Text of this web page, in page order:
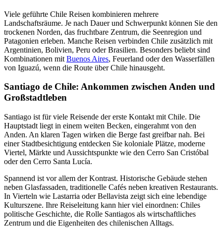
Viele geführte Chile Reisen kombinieren mehrere
Landschaftsräume. Je nach Dauer und Schwerpunkt können Sie den
trockenen Norden, das fruchtbare Zentrum, die Seenregion und
Patagonien erleben. Manche Reisen verbinden Chile zusätzlich mit
Argentinien, Bolivien, Peru oder Brasilien. Besonders beliebt sind
Kombinationen mit Buenos Aires, Feuerland oder den Wasserfällen
von Iguazú, wenn die Route über Chile hinausgeht.
Santiago de Chile: Ankommen zwischen Anden und
Großstadtleben
Santiago ist für viele Reisende der erste Kontakt mit Chile. Die
Hauptstadt liegt in einem weiten Becken, eingerahmt von den
Anden. An klaren Tagen wirken die Berge fast greifbar nah. Bei
einer Stadtbesichtigung entdecken Sie koloniale Plätze, moderne
Viertel, Märkte und Aussichtspunkte wie den Cerro San Cristóbal
oder den Cerro Santa Lucía.
Spannend ist vor allem der Kontrast. Historische Gebäude stehen
neben Glasfassaden, traditionelle Cafés neben kreativen Restaurants.
In Vierteln wie Lastarria oder Bellavista zeigt sich eine lebendige
Kulturszene. Ihre Reiseleitung kann hier viel einordnen: Chiles
politische Geschichte, die Rolle Santiagos als wirtschaftliches
Zentrum und die Eigenheiten des chilenischen Alltags.